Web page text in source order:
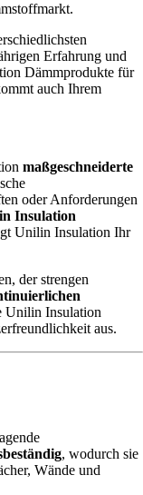
Erfahrung und
Dämmprodukte für
auch Ihrem
maßgeschneiderte
oder Anforderungen
Insulation
Unilin Insulation Ihr
der strengen
Unilin Insulation
aus.
, wodurch sie
Wände und